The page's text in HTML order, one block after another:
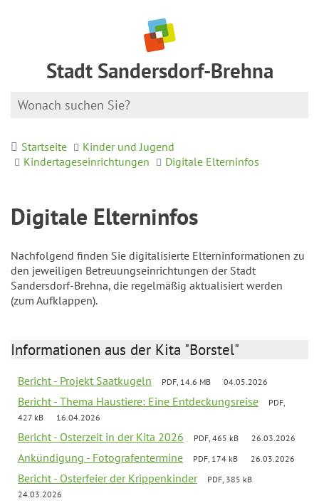
Stadt Sandersdorf-Brehna
Startseite
Kinder und Jugend
Kindertageseinrichtungen
Digitale Elterninfos
Digitale Elterninfos
Nachfolgend finden Sie digitalisierte Elterninformationen zu
den jeweiligen Betreuungseinrichtungen der Stadt
Sandersdorf-Brehna, die regelmäßig aktualisiert werden
(zum Aufklappen).
Informationen aus der Kita "Borstel"
Bericht - Projekt Saatkugeln PDF, 14.6 MB 04.05.2026
Bericht - Thema Haustiere: Eine Entdeckungsreise
PDF,
427 kB
16.04.2026
Bericht - Osterzeit in der Kita 2026 PDF, 465 kB 26.03.2026
Ankündigung - Fotografentermine PDF, 174 kB 26.03.2026
Bericht - Osterfeier der Krippenkinder
PDF, 385 kB
24.03.2026